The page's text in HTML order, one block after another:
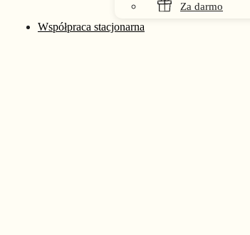
Za darmo
Współpraca stacjonarna